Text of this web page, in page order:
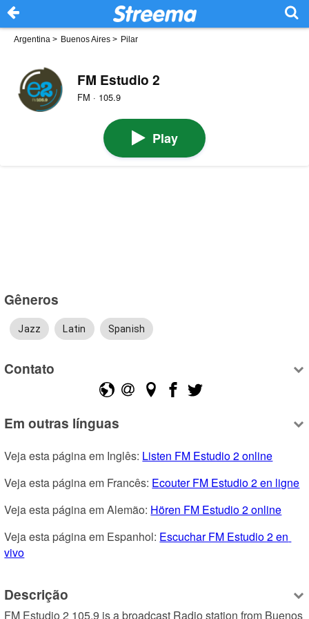
Argentina > Buenos Aires > Pilar
FM Estudio 2
FM · 105.9
Play
Gêneros
Jazz Latin Spanish
Contato
Em outras línguas
Veja esta página em Inglês: Listen FM Estudio 2 online
Veja esta página em Francês: Ecouter FM Estudio 2 en ligne
Veja esta página em Alemão: Hören FM Estudio 2 online
Veja esta página em Espanhol: Escuchar FM Estudio 2 en
vivo
Descrição
FM Estudio 2 105.9 is a broadcast Radio station from Buenos